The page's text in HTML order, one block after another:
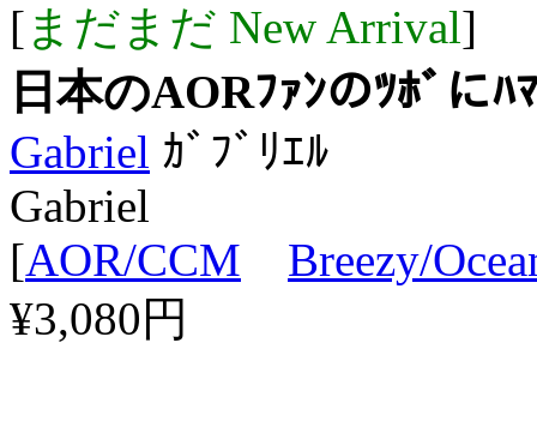
[まだまだ New Arrival]
日本のAORﾌｧﾝのﾂﾎﾞにﾊ
Gabriel ｶﾞﾌﾞﾘｴﾙ
Gabriel
[AOR/CCM
Breezy/
¥3,080円